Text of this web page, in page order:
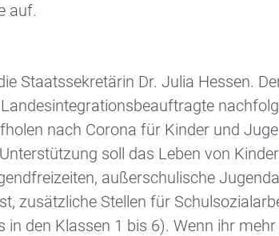
auf.
Staatssekretärin Dr. Julia Hessen.
nach Corona für Kinder und
soll das Leben von
außerschulische
zusätzliche Stellen für
den Klassen 1 bis 6). Wenn ihr